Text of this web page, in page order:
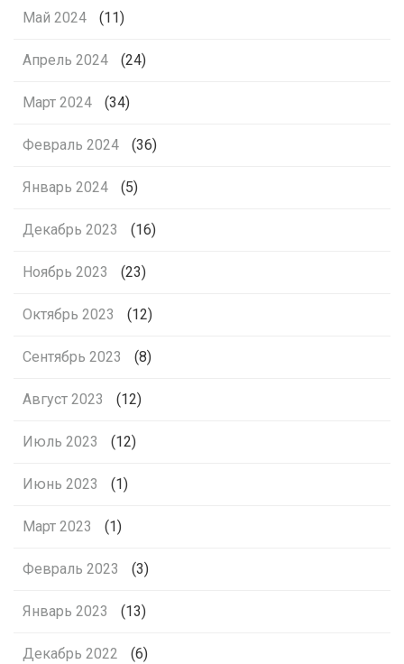
Май 2024 (11)
Апрель 2024 (24)
Март 2024 (34)
Февраль 2024 (36)
Январь 2024 (5)
Декабрь 2023 (16)
Ноябрь 2023 (23)
Октябрь 2023 (12)
Сентябрь 2023 (8)
Август 2023 (12)
Июль 2023 (12)
Июнь 2023 (1)
Март 2023 (1)
Февраль 2023 (3)
Январь 2023 (13)
Декабрь 2022 (6)